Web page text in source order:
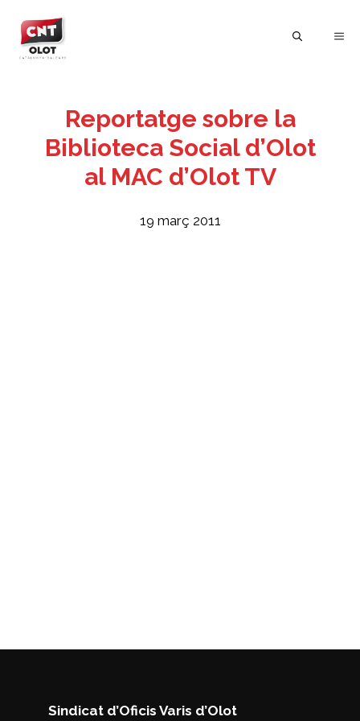
contingut
Reportatge sobre la
Biblioteca Social d’Olot
al MAC d’Olot TV
19 març 2011
Sindicat d’Oficis Varis d’Olot